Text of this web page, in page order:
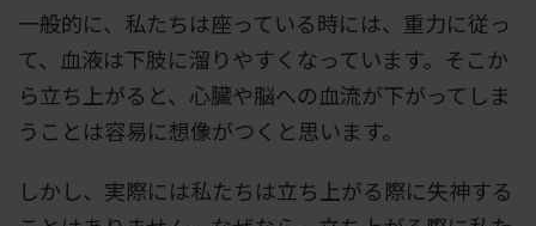
一般的に、私たちは座っている時には、重力に従っ
て、血液は下肢に溜りやすくなっています。そこか
ら立ち上がると、心臓や脳への血流が下がってしま
うことは容易に想像がつくと思います。
しかし、実際には私たちは立ち上がる際に失神する